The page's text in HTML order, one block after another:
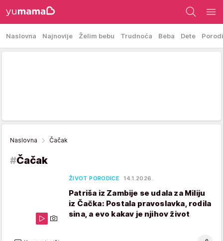
Naslovna Najnovije Želim bebu Trudnoća Beba Dete
Naslovna Čačak
#Čačak
ŽIVOT PORODICE 14.1.2026.
Patriša iz Zambije se udala za Miliju
iz Čačka: Postala pravoslavka, rodila
sina, a evo kakav je njihov život